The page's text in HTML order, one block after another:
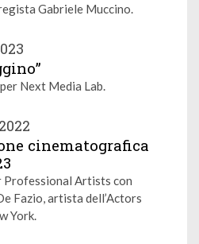
Gabriele Muccino.
Next Media Lab.
cinematografica
Professional Artists con
Fazio, artista dell’Actors
York.